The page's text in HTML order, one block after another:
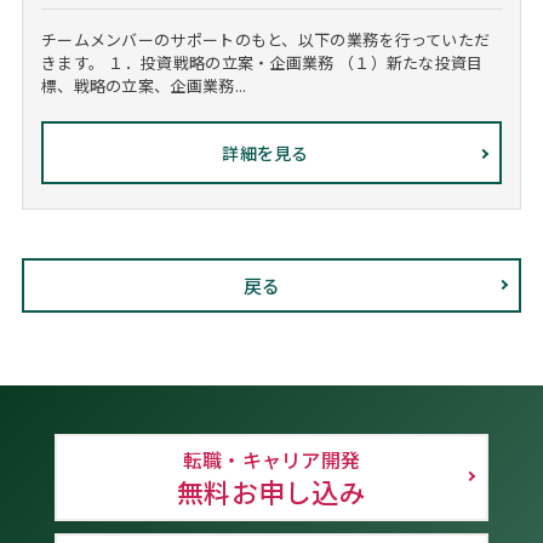
チームメンバーのサポートのもと、以下の業務を行っていただ
きます。 １．投資戦略の立案・企画業務 （１）新たな投資目
標、戦略の立案、企画業務...
詳細を見る
戻る
転職・キャリア開発
無料お申し込み